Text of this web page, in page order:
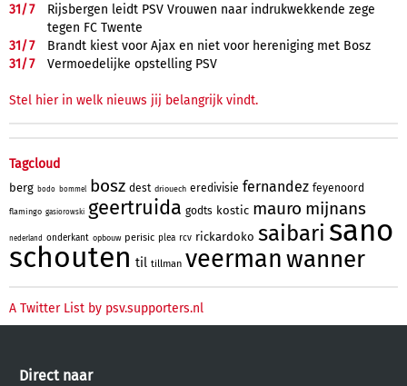
31/7
Rijsbergen leidt PSV Vrouwen naar indrukwekkende zege
tegen FC Twente
31/7
Brandt kiest voor Ajax en niet voor hereniging met Bosz
31/7 Vermoedelijke opstelling PSV
Stel hier in welk nieuws jij belangrijk vindt.
Tagcloud
berg bodo bommel bosz dest driouech eredivisie fernandez feyenoord
flamingo gasiorowski geertruida godts kostic mauro mijnans
nederland onderkant opbouw perisic plea rcv rickardoko saibari sano
schouten til tillman veermanwanner
A Twitter List by psv.supporters.nl
Direct naar